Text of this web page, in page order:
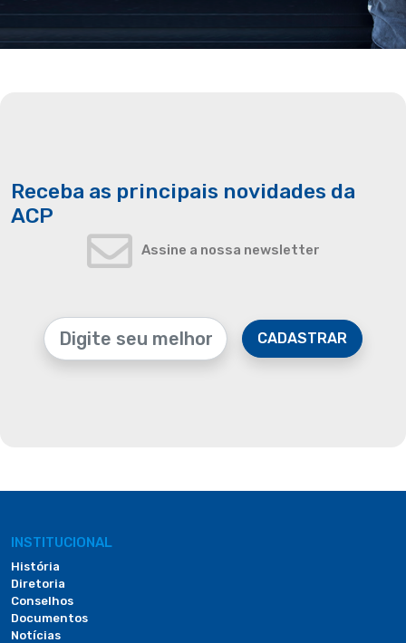
Receba as principais novidades da
ACP
Assine a nossa newsletter
CADASTRAR
INSTITUCIONAL
História
Diretoria
Conselhos
Documentos
Notícias